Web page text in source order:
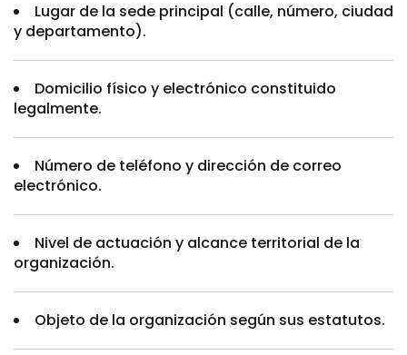
Lugar de la sede principal (calle, número, ciudad
y departamento).
Domicilio físico y electrónico constituido
legalmente.
Número de teléfono y dirección de correo
electrónico.
Nivel de actuación y alcance territorial de la
organización.
Objeto de la organización según sus estatutos.